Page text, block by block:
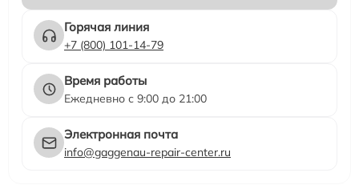
Горячая линия
+7 (800) 101-14-79
Время работы
Ежедневно с 9:00 до 21:00
Электронная почта
info@gaggenau-repair-center.ru